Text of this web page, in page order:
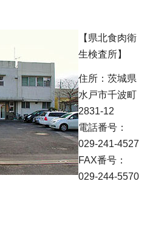
【県北食肉衛
生検査所】
住所：茨城県
水戸市千波町
2831-12
電話番号：
029-241-4527
FAX番号：
029-244-5570